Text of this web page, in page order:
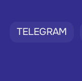
TELEGRAM